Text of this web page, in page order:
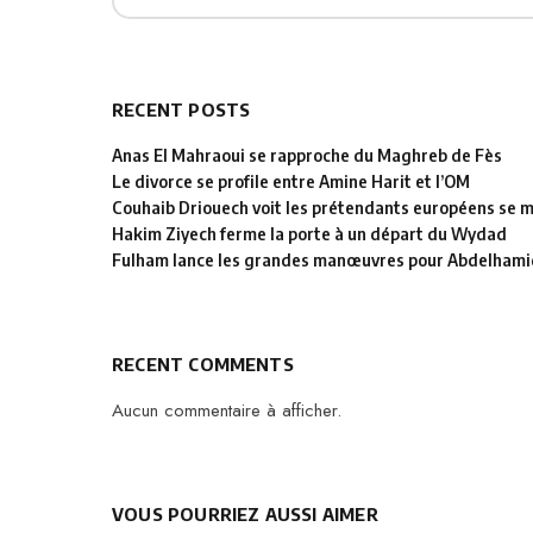
RECENT POSTS
Anas El Mahraoui se rapproche du Maghreb de Fès
Le divorce se profile entre Amine Harit et l’OM
Couhaib Driouech voit les prétendants européens se
Hakim Ziyech ferme la porte à un départ du Wydad
Fulham lance les grandes manœuvres pour
RECENT COMMENTS
Aucun commentaire à afficher.
VOUS POURRIEZ AUSSI AIMER